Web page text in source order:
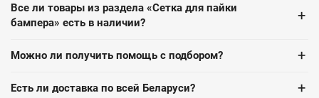
Все ли товары из раздела «Сетка для пайки
бампера» есть в наличии?
+
Можно ли получить помощь с подбором? +
Есть ли доставка по всей Беларуси? +